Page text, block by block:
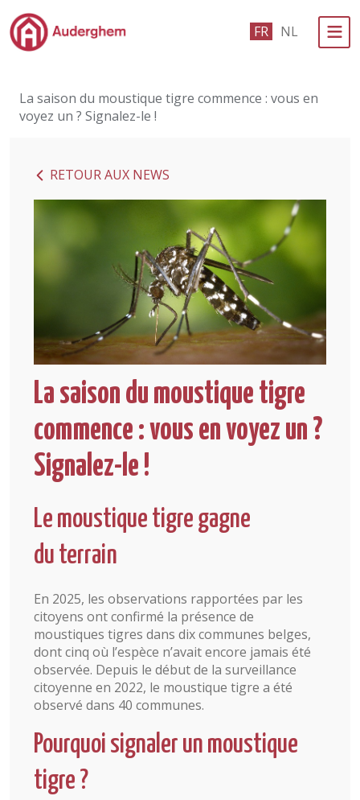
Passer au contenu principal FR NL
Événements et vie associative
Vivre à Auderghem
La saison du moustique tigre commence : vous en
voyez un ? Signalez-le !
RETOUR AUX NEWS
La saison du moustique tigre
commence : vous en voyez un ?
Signalez-le !
Le moustique tigre gagne
du terrain
En 2025, les observations rapportées par les
citoyens ont confirmé la présence de
moustiques tigres dans dix communes belges,
dont cinq où l’espèce n’avait encore jamais été
observée. Depuis le début de la surveillance
citoyenne en 2022, le moustique tigre a été
observé dans 40 communes.
Pourquoi signaler un moustique
tigre ?